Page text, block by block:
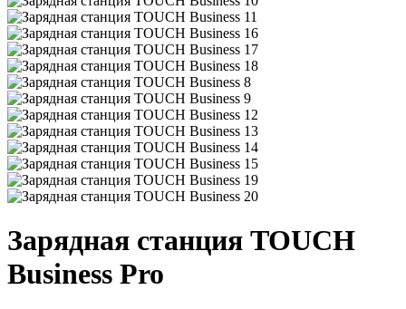
Зарядная станция TOUCH
Business Pro